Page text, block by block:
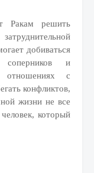
Ракам решить
добиваться
соперников и
отношениях с
конфликтов,
жизни не все
который